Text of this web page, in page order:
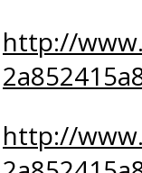
http://
http://